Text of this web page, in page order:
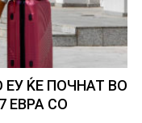
ЕУ ЌЕ ПОЧНАТ ВО
ЕВРА СО